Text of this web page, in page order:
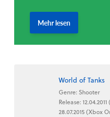
World of Tanks
Genre: Shooter
Release: 12.04.2011
28.07.2015 (Xbox